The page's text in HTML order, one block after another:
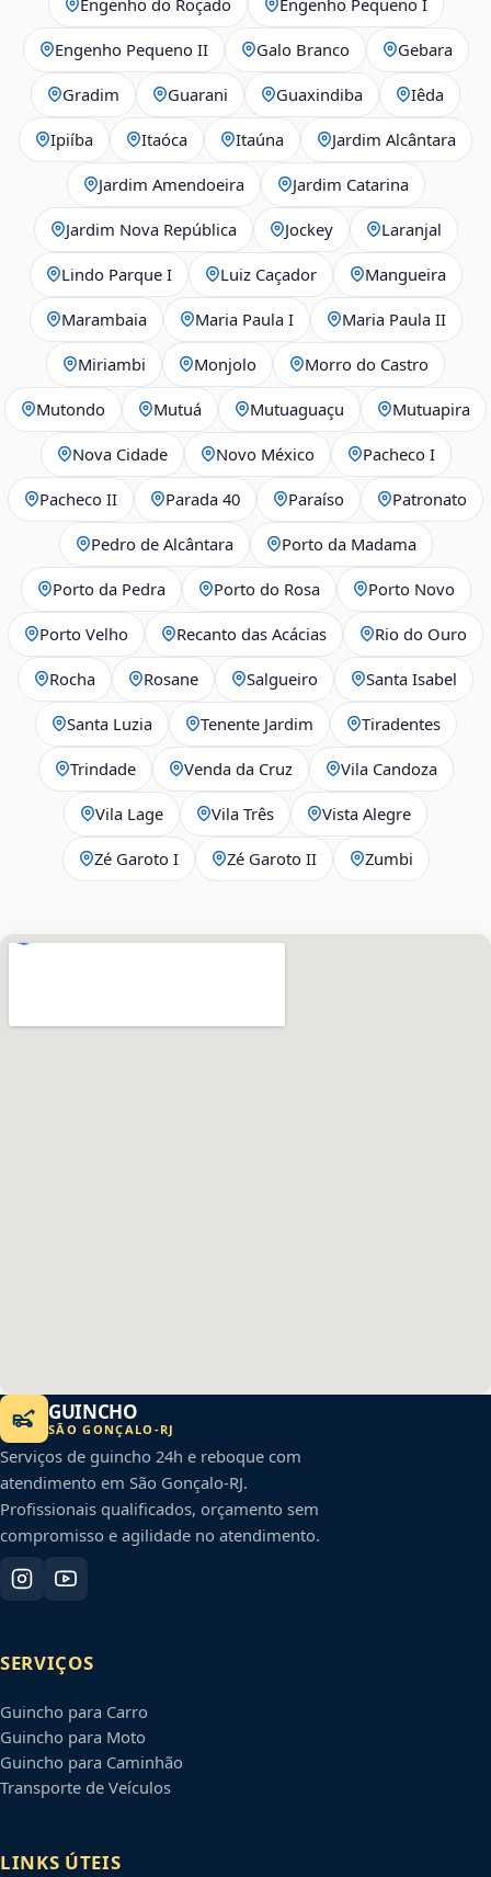
Engenho Pequeno II Galo Branco Gebara
Gradim Guarani Guaxindiba Iêda
Ipiíba Itaóca Itaúna Jardim Alcântara
Jardim Amendoeira Jardim Catarina
Jardim Nova República Jockey Laranjal
Lindo Parque I Luiz Caçador Mangueira
Marambaia Maria Paula I Maria Paula II
Miriambi Monjolo Morro do Castro
Mutondo Mutuá Mutuaguaçu Mutuapira
Nova Cidade Novo México Pacheco I
Pacheco II Parada 40 Paraíso Patronato
Pedro de Alcântara Porto da Madama
Porto da Pedra Porto do Rosa Porto Novo
Porto Velho Recanto das Acácias Rio do Ouro
Rocha Rosane Salgueiro Santa Isabel
Santa Luzia Tenente Jardim Tiradentes
Trindade Venda da Cruz Vila Candoza
Vila Lage Vila Três Vista Alegre
Zé Garoto I Zé Garoto II Zumbi
GUINCHO
SÃO GONÇALO -RJ
Serviços de guincho 24h e reboque com
atendimento em São Gonçalo-RJ.
Profissionais qualificados, orçamento sem
compromisso e agilidade no atendimento.
SERVIÇOS
Guincho para Carro
Guincho para Moto
Guincho para Caminhão
Transporte de Veículos
LINKS ÚTEIS